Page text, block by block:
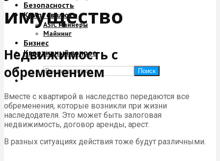
Безопасность
Криптовалюта
ASIC майнеры
Майнинг
Бизнес
Квартирный вопрос
Поиск
имущество
Недвижимость с
обременением
Вместе с квартирой в наследство передаются все
обременения, которые возникли при жизни
наследодателя. Это может быть залоговая
недвижимость, договор аренды, арест.
В разных ситуациях действия тоже будут различными.